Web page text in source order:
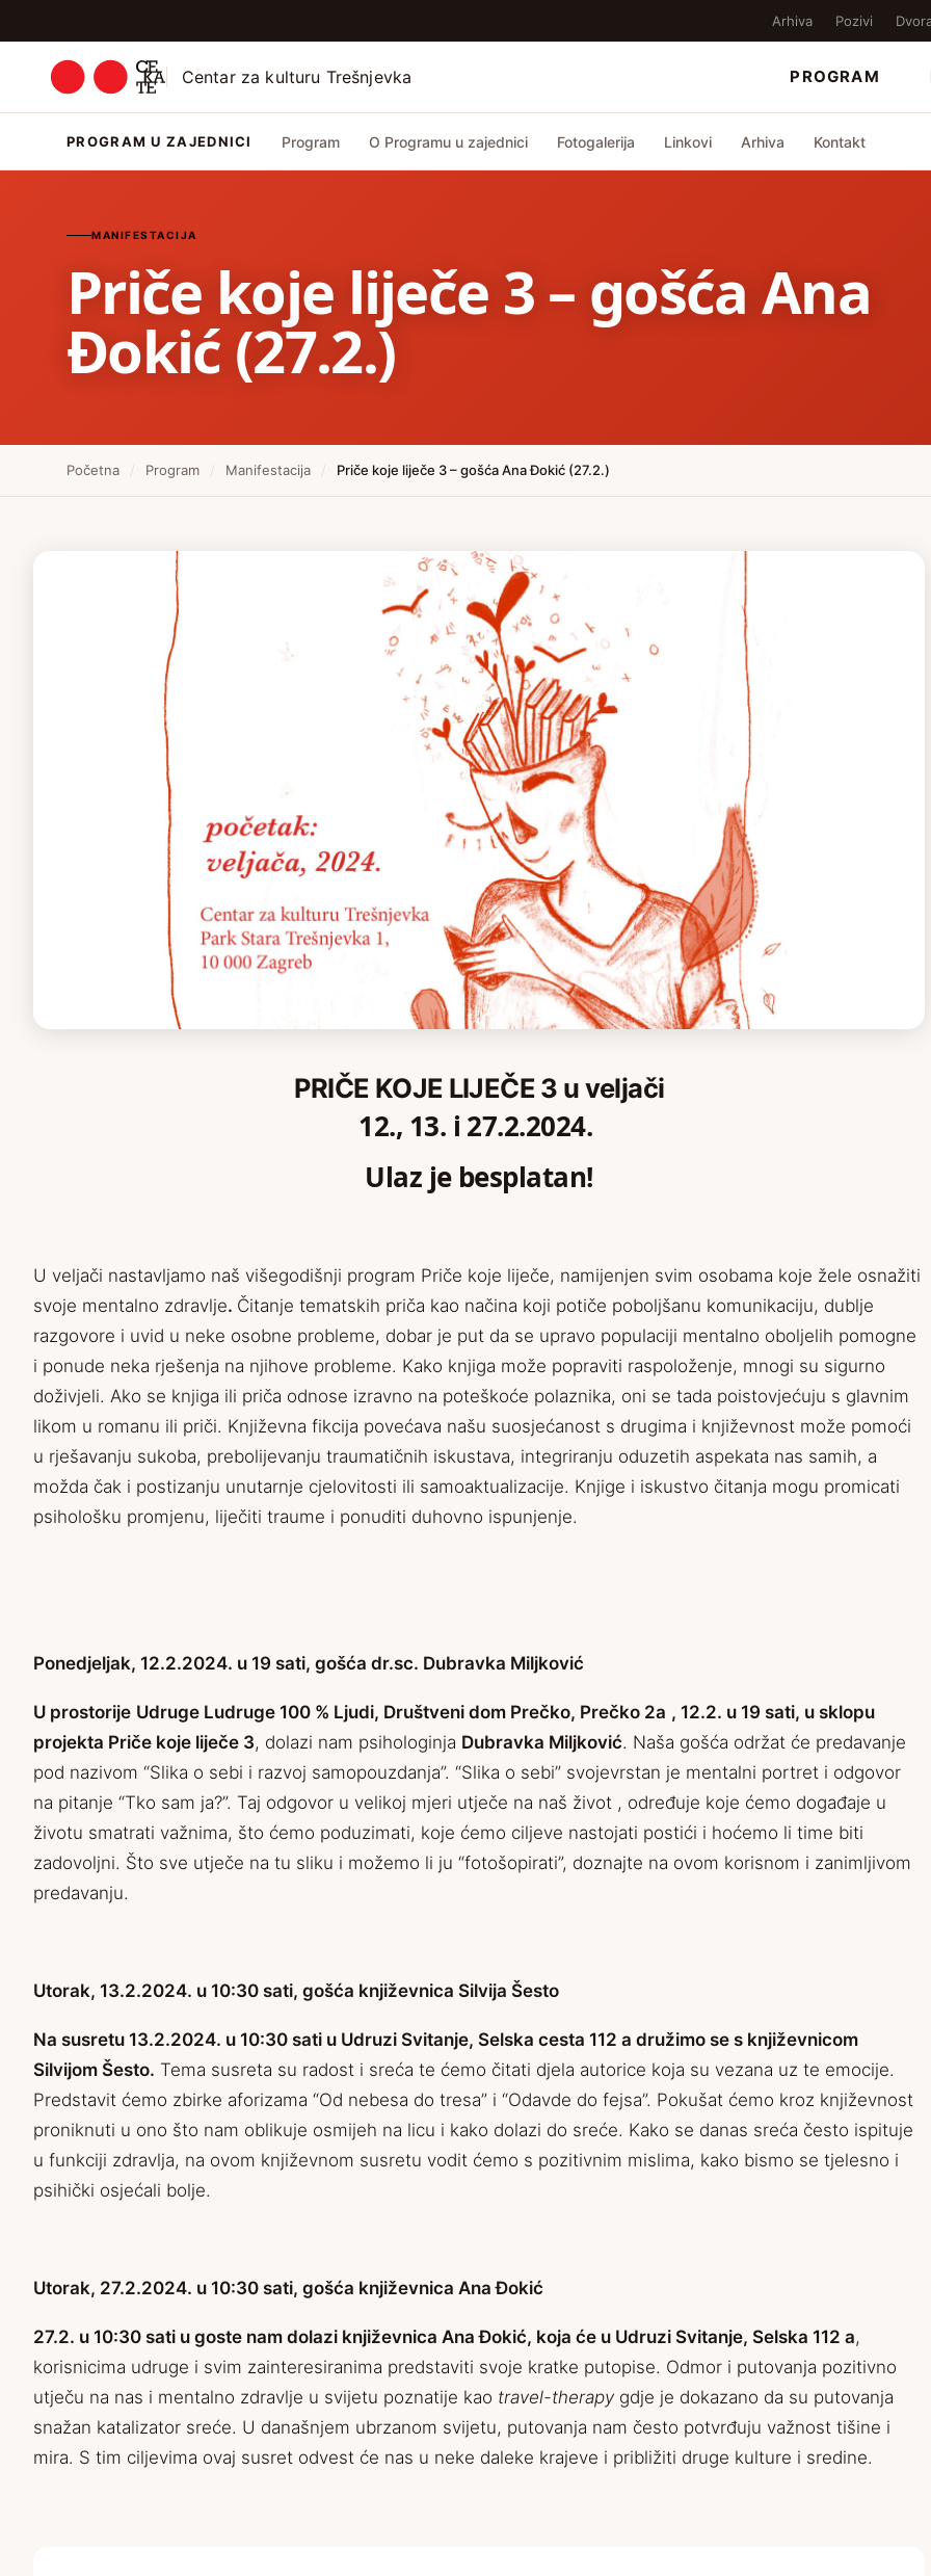
Arhiva Pozivi
Centar za kulturu Trešnjevka PROGRAM
PROGRAM U ZAJEDNICI Program O Programu u zajednici Fotogalerija Linkovi Arhiva Kontakt
MANIFESTACIJA
Priče koje liječe 3 – gošća Ana
Đokić (27.2.)
Početna / Program / Manifestacija / Priče koje liječe 3 – gošća Ana Đokić (27.2.)
PRIČE KOJE LIJEČE 3 u veljači
12., 13. i 27.2.2024.
Ulaz je besplatan!
U veljači nastavljamo naš višegodišnji program Priče koje liječe, namijenjen svim osobama koje žele osnažiti
svoje mentalno zdravlje. Čitanje tematskih priča kao načina koji potiče poboljšanu komunikaciju, dublje
razgovore i uvid u neke osobne probleme, dobar je put da se upravo populaciji mentalno oboljelih pomogne
i ponude neka rješenja na njihove probleme. Kako knjiga može popraviti raspoloženje, mnogi su sigurno
doživjeli. Ako se knjiga ili priča odnose izravno na poteškoće polaznika, oni se tada poistovjećuju s glavnim
likom u romanu ili priči. Književna fikcija povećava našu suosjećanost s drugima i književnost može pomoći
u rješavanju sukoba, prebolijevanju traumatičnih iskustava, integriranju oduzetih aspekata nas samih, a
možda čak i postizanju unutarnje cjelovitosti ili samoaktualizacije. Knjige i iskustvo čitanja mogu promicati
psihološku promjenu, liječiti traume i ponuditi duhovno ispunjenje.
Ponedjeljak, 12.2.2024. u 19 sati, gošća dr.sc. Dubravka Miljković
U prostorije Udruge Ludruge 100 % Ljudi, Društveni dom Prečko, Prečko 2a , 12.2. u 19 sati, u sklopu
projekta Priče koje liječe 3, dolazi nam psihologinja Dubravka Miljković. Naša gošća održat će predavanje
pod nazivom “Slika o sebi i razvoj samopouzdanja”. “Slika o sebi” svojevrstan je mentalni portret i odgovor
na pitanje “Tko sam ja?”. Taj odgovor u velikoj mjeri utječe na naš život , određuje koje ćemo događaje u
životu smatrati važnima, što ćemo poduzimati, koje ćemo ciljeve nastojati postići i hoćemo li time biti
zadovoljni. Što sve utječe na tu sliku i možemo li ju “fotošopirati”, doznajte na ovom korisnom i zanimljivom
predavanju.
Utorak, 13.2.2024. u 10:30 sati, gošća književnica Silvija Šesto
Na susretu 13.2.2024. u 10:30 sati u Udruzi Svitanje, Selska cesta 112 a družimo se s književnicom
Silvijom Šesto. Tema susreta su radost i sreća te ćemo čitati djela autorice koja su vezana uz te emocije.
Predstavit ćemo zbirke aforizama “Od nebesa do tresa” i “Odavde do fejsa”. Pokušat ćemo kroz književnost
proniknuti u ono što nam oblikuje osmijeh na licu i kako dolazi do sreće. Kako se danas sreća često ispituje
u funkciji zdravlja, na ovom književnom susretu vodit ćemo s pozitivnim mislima, kako bismo se tjelesno i
psihički osjećali bolje.
Utorak, 27.2.2024. u 10:30 sati, gošća književnica Ana Đokić
27.2. u 10:30 sati u goste nam dolazi književnica Ana Đokić, koja će u Udruzi Svitanje, Selska 112 a,
korisnicima udruge i svim zainteresiranima predstaviti svoje kratke putopise. Odmor i putovanja pozitivno
utječu na nas i mentalno zdravlje u svijetu poznatije kao travel-therapy gdje je dokazano da su putovanja
snažan katalizator sreće. U današnjem ubrzanom svijetu, putovanja nam često potvrđuju važnost tišine i
mira. S tim ciljevima ovaj susret odvest će nas u neke daleke krajeve i približiti druge kulture i sredine.